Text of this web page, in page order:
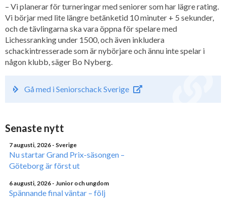
– Vi planerar för turneringar med seniorer som har lägre rating.
Vi börjar med lite längre betänketid 10 minuter + 5 sekunder,
och de tävlingarna ska vara öppna för spelare med
Lichessranking under 1500, och även inkludera
schackintresserade som är nybörjare och ännu inte spelar i
någon klubb, säger Bo Nyberg.
Gå med i Seniorschack Sverige
Senaste nytt
7 augusti, 2026 - Sverige
Nu startar Grand Prix-säsongen –
Göteborg är först ut
6 augusti, 2026 - Junior och ungdom
Spännande final väntar – följ